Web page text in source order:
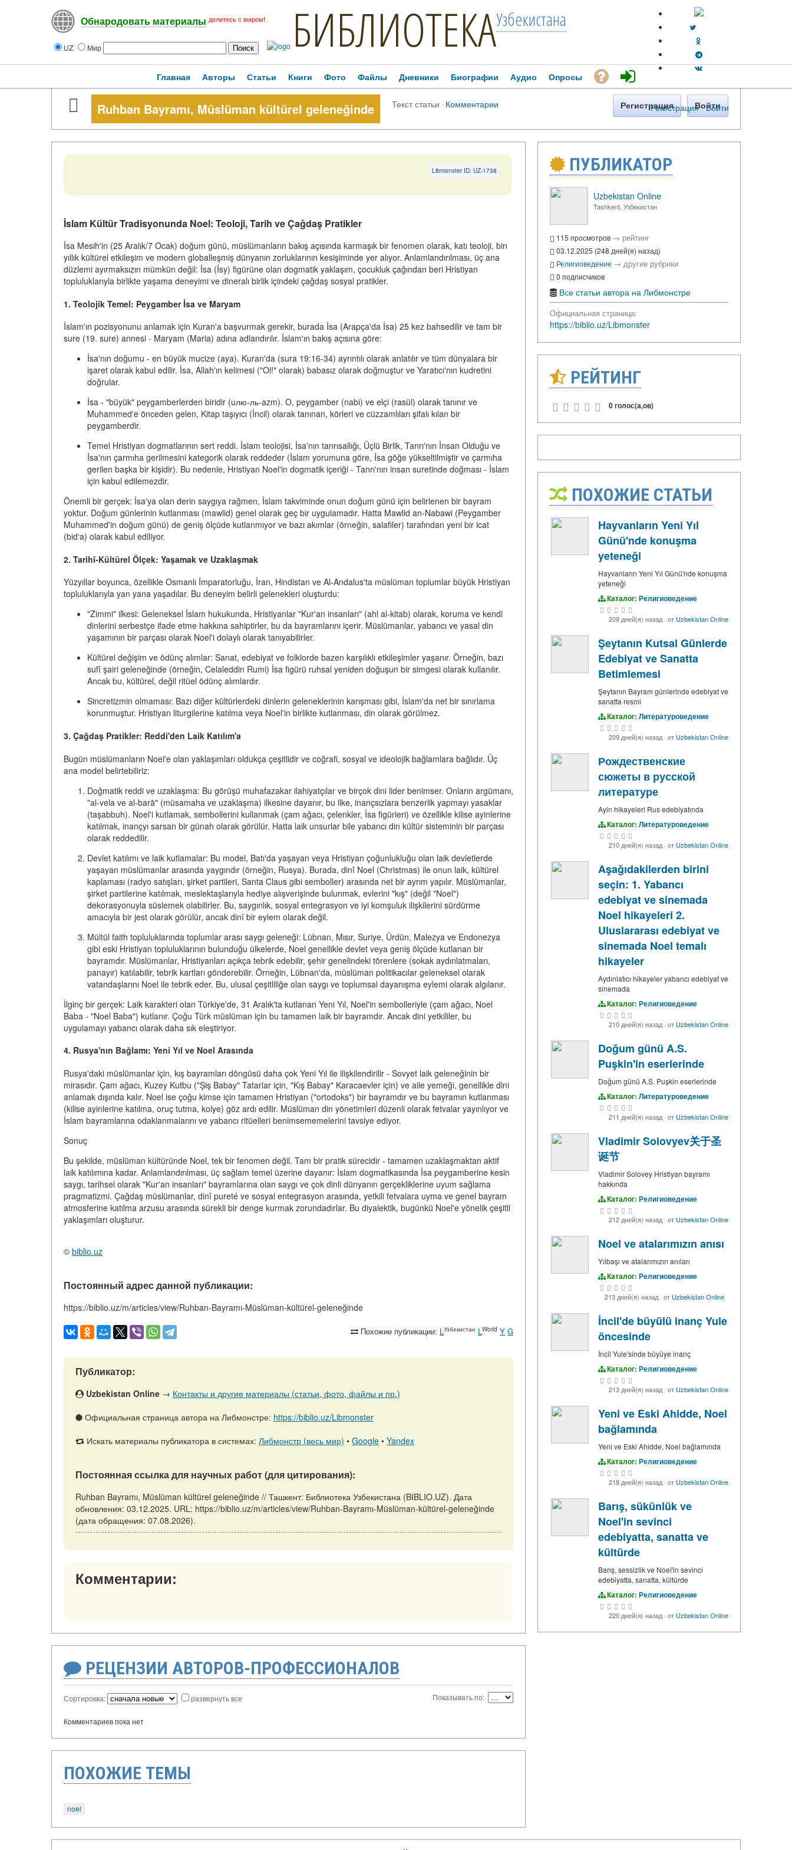
Обнародовать материалы делитесь с миром!
UZ Мир БИБЛИОТЕКАУзбекистана
Регистрация · Войти
Главная Авторы Статьи Книги Фото Файлы Дневники Биографии Аудио Опросы
Ruhban Bayramı, Müslüman kültürel geleneğinde Текст статьи · Комментарии Регистрация Войти
Libmonster ID: UZ-1738
İslam Kültür Tradisyonunda Noel: Teoloji, Tarih ve Çağdaş Pratikler
İsa Mesih'in (25 Aralık/7 Ocak) doğum günü, müslümanların bakış açısında karmaşık bir fenomen olarak, katı teoloji, bin
yıllık kültürel etkileşim ve modern globalleşmiş dünyanın zorluklarının kesişiminde yer alıyor. Anlamlandırılması, üç ana
düzlemi ayırmaksızın mümkün değil: İsa (İsy) figürüne olan dogmatik yaklaşım, çocukluk çağından beri Hristiyan
topluluklarıyla birlikte yaşama deneyimi ve dineralı birlik içindeki çağdaş sosyal pratikler.
1. Teolojik Temel: Peygamber İsa ve Maryam
İslam'ın pozisyonunu anlamak için Kuran'a başvurmak gerekir, burada İsa (Arapça'da İsa) 25 kez bahsedilir ve tam bir
sure (19. sure) annesi - Maryam (Maria) adına adlandırılır. İslam'ın bakış açısına göre:
İsa'nın doğumu - en büyük mucize (aya). Kuran'da (sura 19:16-34) ayrıntılı olarak anlatılır ve tüm dünyalara bir
işaret olarak kabul edilir. İsa, Allah'ın kelimesi ("Ol!" olarak) babasız olarak doğmuştur ve Yaratıcı'nın kudretini
doğrular.
İsa - "büyük" peygamberlerden biridir (uлю-ль-azm). O, peygamber (nabi) ve elçi (rasül) olarak tanınır ve
Muhammed'e önceden gelen, Kitap taşıyıcı (İncil) olarak tanınan, körleri ve cüzzamlıları şifalı kılan bir
peygamberdir.
Temel Hristiyan dogmatlarının sert reddi. İslam teolojisi, İsa'nın tanrısallığı, Üçlü Birlik, Tanrı'nın İnsan Olduğu ve
İsa'nın çarmıha gerilmesini kategorik olarak reddeder (İslam yorumuna göre, İsa göğe yükseltilmiştir ve çarmıha
gerilen başka bir kişidir). Bu nedenle, Hristiyan Noel'in dogmatik içeriği - Tanrı'nın insan suretinde doğması - İslam
için kabul edilemezdir.
Önemli bir gerçek: İsa'ya olan derin saygıya rağmen, İslam takviminde onun doğum günü için belirlenen bir bayram
yoktur. Doğum günlerinin kutlanması (mawlid) genel olarak geç bir uygulamadır. Hatta Mawlid an-Nabawi (Peygamber
Muhammed'in doğum günü) de geniş ölçüde kutlanmıyor ve bazı akımlar (örneğin, salafiler) tarafından yeni bir icat
(bid‘a) olarak kabul ediliyor.
2. Tarihî-Kültürel Ölçek: Yaşamak ve Uzaklaşmak
Yüzyıllar boyunca, özellikle Osmanlı İmparatorluğu, İran, Hindistan ve Al-Andalus'ta müslüman toplumlar büyük Hristiyan
topluluklarıyla yan yana yaşadılar. Bu deneyim belirli gelenekleri oluşturdu:
"Zimmi" ilkesi: Geleneksel İslam hukukunda, Hristiyanlar "Kur'an insanları" (ahl al-kitab) olarak, koruma ve kendi
dinlerini serbestçe ifade etme hakkına sahiptirler, bu da bayramlarını içerir. Müslümanlar, yabancı ve yasal din
yaşamının bir parçası olarak Noel'i dolaylı olarak tanıyabilirler.
Kültürel değişim ve ödünç alımlar: Sanat, edebiyat ve folklorde bazen karşılıklı etkileşimler yaşanır. Örneğin, bazı
sufî şairi geleneğinde (örneğin, Celaleddin Rumi) İsa figürü ruhsal yeniden doğuşun bir simgesi olarak kullanılır.
Ancak bu, kültürel, değil ritüel ödünç alımlardır.
Sincretizmin olmaması: Bazı diğer kültürlerdeki dinlerin geleneklerinin karışması gibi, İslam'da net bir sınırlama
korunmuştur. Hristiyan liturgilerine katılma veya Noel'in birlikte kutlanması, din olarak görülmez.
3. Çağdaş Pratikler: Reddi'den Laik Katılım'a
Bugün müslümanların Noel'e olan yaklaşımları oldukça çeşitlidir ve coğrafi, sosyal ve ideolojik bağlamlara bağlıdır. Üç
ana model belirtebiliriz:
Doğmatik reddi ve uzaklaşma: Bu görüşü muhafazakar ilahiyatçılar ve birçok dini lider benimser. Onların argümanı,
"al-vela ve al-barā" (müsamaha ve uzaklaşma) ilkesine dayanır, bu ilke, inançsızlara benzerlik yapmayı yasaklar
(taşabbuh). Noel'i kutlamak, sembollerini kullanmak (çam ağacı, çelenkler, İsa figürleri) ve özellikle kilise ayinlerine
katılmak, inançyı sarsan bir günah olarak görülür. Hatta laik unsurlar bile yabancı din kültür sisteminin bir parçası
olarak reddedilir.
Devlet katılımı ve laik kutlamalar: Bu model, Batı'da yaşayan veya Hristiyan çoğunlukluğu olan laik devletlerde
yaşayan müslümanlar arasında yaygındır (örneğin, Rusya). Burada, dinî Noel (Christmas) ile onun laik, kültürel
kaplaması (radyo satışları, şirket partileri, Santa Claus gibi semboller) arasında net bir ayrım yapılır. Müslümanlar,
şirket partilerine katılmak, meslektaşlarıyla hediye alışverişinde bulunmak, evlerini "kış" (değil "Noel")
dekorasyonuyla süslemek olabilirler. Bu, saygınlık, sosyal entegrasyon ve iyi komşuluk ilişkilerini sürdürme
amacıyla bir jest olarak görülür, ancak dinî bir eylem olarak değil.
Mültül faith topluluklarında toplumlar arası saygı geleneği: Lübnan, Mısır, Suriye, Ürdün, Malezya ve Endonezya
gibi eski Hristiyan topluluklarının bulunduğu ülkelerde, Noel genellikle devlet veya geniş ölçüde kutlanan bir
bayramdır. Müslümanlar, Hristiyanları açıkça tebrik edebilir, şehir genelindeki törenlere (sokak aydınlatmaları,
panayır) katılabilir, tebrik kartları gönderebilir. Örneğin, Lübnan'da, müslüman politikacılar geleneksel olarak
vatandaşlarını Noel ile tebrik eder. Bu, ulusal çeşitliliğe olan saygı ve toplumsal dayanışma eylemi olarak algılanır.
İlginç bir gerçek: Laik karakteri olan Türkiye'de, 31 Aralık'ta kutlanan Yeni Yıl, Noel'in sembolleriyle (çam ağacı, Noel
Baba - "Noel Baba") kutlanır. Çoğu Türk müslüman için bu tamamen laik bir bayramdır. Ancak dini yetkililer, bu
uygulamayı yabancı olarak daha sık eleştiriyor.
4. Rusya'nın Bağlamı: Yeni Yıl ve Noel Arasında
Rusya'daki müslümanlar için, kış bayramları döngüsü daha çok Yeni Yıl ile ilişkilendirilir - Sovyet laik geleneğinin bir
mirasıdır. Çam ağacı, Kuzey Kutbu ("Şiş Babay" Tatarlar için, "Kış Babay" Karacaevler için) ve aile yemeği, genellikle dini
anlamak dışında kalır. Noel ise çoğu kimse için tamamen Hristiyan ("ortodoks") bir bayramdır ve bu bayramın kutlanması
(kilise ayinlerine katılma, oruç tutma, kolye) göz ardı edilir. Müslüman din yönetimleri düzenli olarak fetvalar yayınlıyor ve
İslam bayramlarına odaklanmalarını ve yabancı ritüelleri benimsememelerini tavsiye ediyor.
Sonuç
Bu şekilde, müslüman kültüründe Noel, tek bir fenomen değil. Tam bir pratik sürecidir - tamamen uzaklaşmaktan aktif
laik katılımına kadar. Anlamlandırılması, üç sağlam temel üzerine dayanır: İslam dogmatikasında İsa peygamberine kesin
saygı, tarihsel olarak "Kur'an insanları" bayramlarına olan saygı ve çok dinli dünyanın gerçekliklerine uyum sağlama
pragmatizmi. Çağdaş müslümanlar, dinî pureté ve sosyal entegrasyon arasında, yetkili fetvalara uyma ve genel bayram
atmosferine katılma arzusu arasında sürekli bir denge kurmak zorundadırlar. Bu diyalektik, bugünkü Noel'e yönelik çeşitli
yaklaşımları oluşturur.
© biblio.uz
Постоянный адрес данной публикации:
https://biblio.uz/m/articles/view/Ruhban-Bayramı-Müslüman-kültürel-geleneğinde
Похожие публикации: LУзбекистан LWorld Y G
Публикатор:
Uzbekistan Online → Контакты и другие материалы (статьи, фото, файлы и пр.)
Официальная страница автора на Либмонстре: https://biblio.uz/Libmonster
Искать материалы публикатора в системах: Либмонстр (весь мир) • Google • Yandex
Постоянная ссылка для научных работ (для цитирования):
Ruhban Bayramı, Müslüman kültürel geleneğinde // Ташкент: Библиотека Узбекистана (BIBLIO.UZ). Дата
обновления: 03.12.2025. URL: https://biblio.uz/m/articles/view/Ruhban-Bayramı-Müslüman-kültürel-geleneğinde
(дата обращения: 07.08.2026).
Комментарии:
РЕЦЕНЗИИ АВТОРОВ-ПРОФЕССИОНАЛОВ
Сортировка: развернуть все Показывать по:
Комментариев пока нет
ПОХОЖИЕ ТЕМЫ
noel
ПУБЛИКАТОР
Uzbekistan Online
Tashkent, Узбекистан
115 просмотров → рейтинг
03.12.2025 (248 дней(я) назад)
Религиоведение → другие рубрики
0 подписчиков
Все статьи автора на Либмонстре
Официальная страница:
https://biblio.uz/Libmonster
РЕЙТИНГ
0 голос(а,ов)
ПОХОЖИЕ СТАТЬИ
Hayvanların Yeni Yıl
Günü'nde konuşma
yeteneği
Hayvanların Yeni Yıl Günü'nde konuşma
yeteneği
Каталог: Религиоведение
209 дней(я) назад· от Uzbekistan Online
Şeytanın Kutsal Günlerde
Edebiyat ve Sanatta
Betimlemesi
Şeytanın Bayram günlerinde edebiyat ve
sanatta resmi
Каталог: Литературоведение
209 дней(я) назад· от Uzbekistan Online
Рождественские
сюжеты в русской
литературе
Ayin hikayeleri Rus edebiyatında
Каталог: Литературоведение
210 дней(я) назад· от Uzbekistan Online
Aşağıdakilerden birini
seçin: 1. Yabancı
edebiyat ve sinemada
Noel hikayeleri 2.
Uluslararası edebiyat ve
sinemada Noel temalı
hikayeler
Aydınlatıcı hikayeler yabancı edebiyat ve
sinemada
Каталог: Религиоведение
210 дней(я) назад· от Uzbekistan Online
Doğum günü A.S.
Puşkin'in eserlerinde
Doğum günü A.S. Puşkin eserlerinde
Каталог: Литературоведение
211 дней(я) назад· от Uzbekistan Online
Vladimir Solovyev关于圣
诞节
Vladimir Solovey Hristiyan bayramı
hakkında
Каталог: Религиоведение
212 дней(я) назад· от Uzbekistan Online
Noel ve atalarımızın anısı
Yılbaşı ve atalarımızın anıları
Каталог: Религиоведение
213 дней(я) назад· от Uzbekistan Online
İncil'de büyülü inanç Yule
öncesinde
İncil Yule'sinde büyüye inanç
Каталог: Религиоведение
213 дней(я) назад· от Uzbekistan Online
Yeni ve Eski Ahidde, Noel
bağlamında
Yeni ve Eski Ahidde, Noel bağlamında
Каталог: Религиоведение
218 дней(я) назад· от Uzbekistan Online
Barış, sükünlük ve
Noel'in sevinci
edebiyatta, sanatta ve
kültürde
Barış, sessizlik ve Noel'in sevinci
edebiyatta, sanatta, kültürde
Каталог: Религиоведение
220 дней(я) назад· от Uzbekistan Online